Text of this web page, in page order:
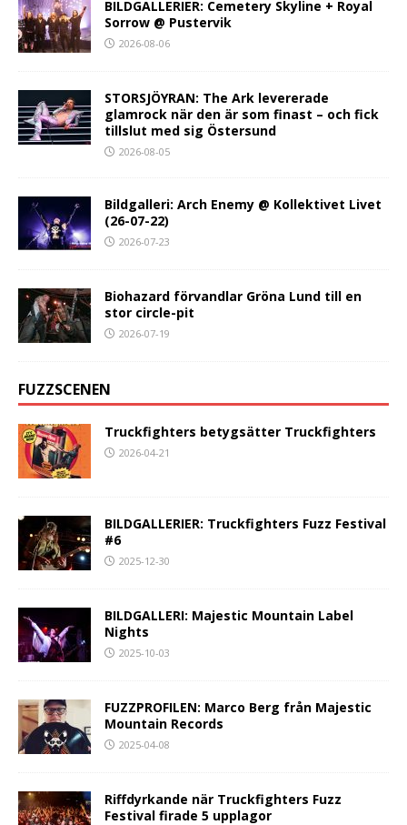
BILDGALLERIER: Cemetery Skyline + Royal
Sorrow @ Pustervik
2026-08-06
STORSJÖYRAN: The Ark levererade
glamrock när den är som finast – och fick
tillslut med sig Östersund
2026-08-05
Bildgalleri: Arch Enemy @ Kollektivet Livet
(26-07-22)
2026-07-23
Biohazard förvandlar Gröna Lund till en
stor circle-pit
2026-07-19
FUZZSCENEN
Truckfighters betygsätter Truckfighters
2026-04-21
BILDGALLERIER: Truckfighters Fuzz Festival
#6
2025-12-30
BILDGALLERI: Majestic Mountain Label
Nights
2025-10-03
FUZZPROFILEN: Marco Berg från Majestic
Mountain Records
2025-04-08
Riffdyrkande när Truckfighters Fuzz
Festival firade 5 upplagor